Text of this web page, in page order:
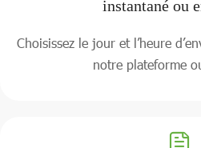
instantané ou
Choisissez le jour et l’heure
notre plateforme